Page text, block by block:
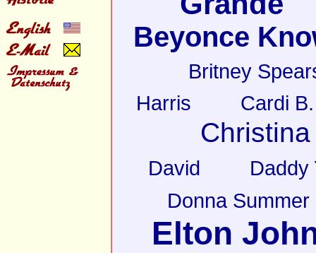
Beyonce
Britney
Harris
Cardi B.
David
Daddy
Donna Summer
Elton